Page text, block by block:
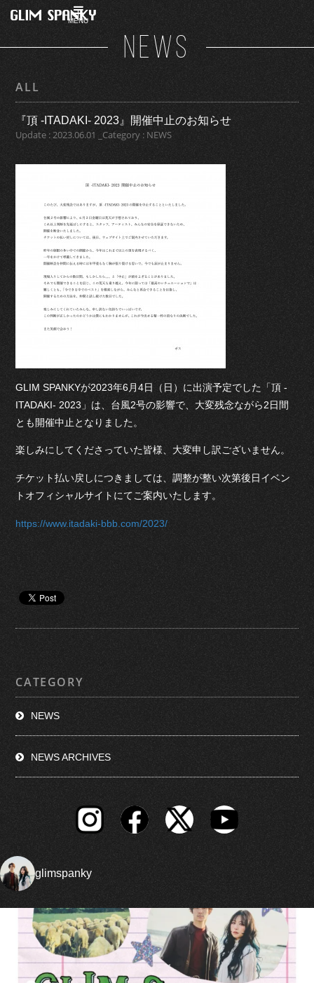
MENU
NEWS
ALL
『頂 -ITADAKI- 2023』開催中止のお知らせ
Update : 2023.06.01 _Category : NEWS
GLIM SPANKYが2023年6月4日（日）に出演予定でした「頂 -
ITADAKI- 2023」は、台風2号の影響で、大変残念ながら2日間
とも開催中止となりました。
楽しみにしてくださっていた皆様、大変申し訳ございません。
チケット払い戻しにつきましては、調整が整い次第後日イベン
トオフィシャルサイトにてご案内いたします。
https://www.itadaki-bbb.com/2023/
CATEGORY
NEWS
NEWS ARCHIVES
glimspanky